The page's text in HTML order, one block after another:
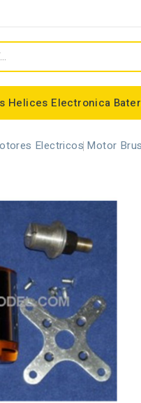
Helices Electronica
Electricos Motor